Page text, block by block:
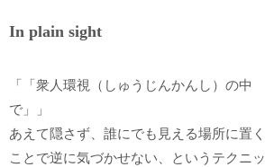
In plain sight
「「衆人環視（しゅうじんかんし）の中
で」」
あえて隠さず、誰にでも見える場所に置く
ことで逆に気づかせない、というテクニッ